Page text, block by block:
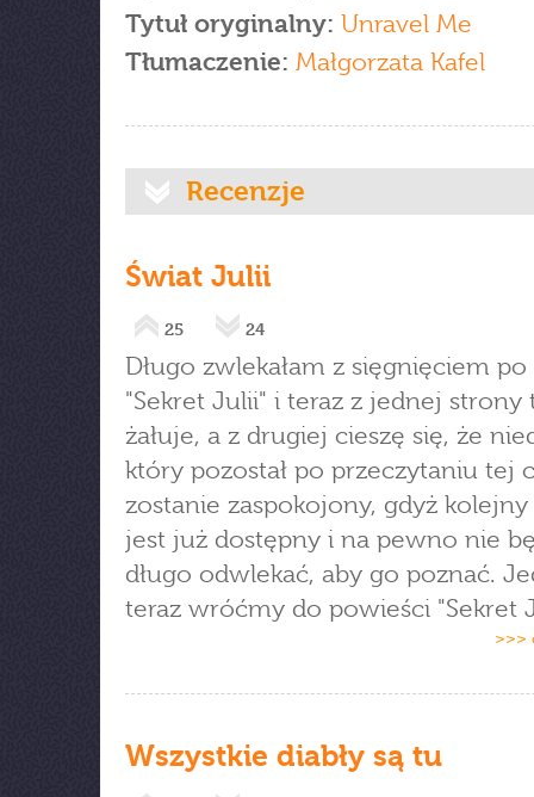
Tytuł oryginalny: Unravel Me
Tłumaczenie: Małgorzata Kafel
Recenzje
Świat Julii
25 24
Długo zwlekałam z sięgnięciem po
"Sekret Julii" i teraz z jednej strony
żałuje, a z drugiej cieszę się, że
który pozostał po przeczytaniu tej
zostanie zaspokojony, gdyż
jest już dostępny i na pewno nie
długo odwlekać, aby go poznać.
teraz wróćmy do powieści "Sekret
>>>
Wszystkie diabły są tu